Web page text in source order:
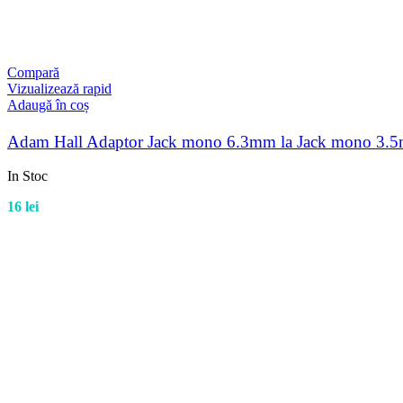
Compară
Vizualizează rapid
Adaugă în coș
Adam Hall Adaptor Jack mono 6.3mm la Jack mono
In Stoc
16 lei